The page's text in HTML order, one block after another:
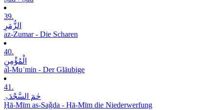
39.
الزُّمَرِ
az-Zumar - Die Scharen
40.
الْمُؤْمِنِ
al-Muʾmin - Der Gläubige
41.
حٰمٓ السَّجْدَۃِ
Ḥā-Mīm as-Saǧda - Ḥā-Mīm die Niederwerfung